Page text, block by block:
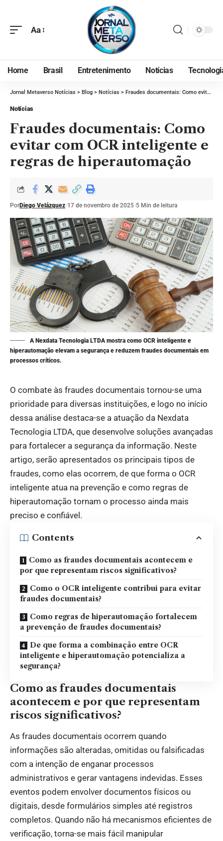
Aa
Home Brasil Entretenimento Notícias
Jornal Metaverso Notícias > Blog > Notícias > Fraudes documentais: Como evitar com OCR inteligente e regras de hiperautomação
Notícias
Fraudes documentais: Como
evitar com OCR inteligente e
regras de hiperautomação
PorDiego Velázquez 17 de novembro de 2025 5 Min de leitura
A Nexdata Tecnologia LTDA mostra como OCR inteligente e
hiperautomação elevam a segurança e reduzem fraudes documentais em
processos críticos.
O combate às fraudes documentais tornou-se uma
prioridade para diversas instituições, e logo no início
dessa análise destaca-se a atuação da Nexdata
Tecnologia LTDA, que desenvolve soluções avançadas
para fortalecer a segurança da informação. Neste
artigo, serão apresentados os principais tipos de
fraudes, como elas ocorrem, de que forma o OCR
inteligente atua na prevenção e como regras de
hiperautomação tornam o processo ainda mais
preciso e confiável.
Contents
Como as fraudes documentais acontecem e
por que representam riscos significativos?
Como o OCR inteligente contribui para evitar
fraudes documentais?
Como regras de hiperautomação fortalecem
a prevenção de fraudes documentais?
De que forma a combinação entre OCR
inteligente e hiperautomação potencializa a
segurança?
Como as fraudes documentais
acontecem e por que representam
riscos significativos?
As fraudes documentais ocorrem quando
informações são alteradas, omitidas ou falsificadas
com a intenção de enganar processos
administrativos e gerar vantagens indevidas. Esses
eventos podem envolver documentos físicos ou
digitais, desde formulários simples até registros
completos. Quando não há mecanismos eficientes de
verificação, torna-se mais fácil manipular